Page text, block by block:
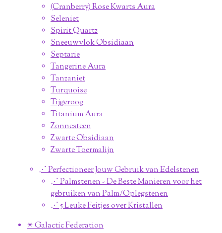
(Cranberry) Rose Kwarts Aura
Seleniet
Spirit Quartz
Sneeuwvlok Obsidiaan
Septarie
Tangerine Aura
Tanzaniet
Turquoise
Tijgeroog
Titanium Aura
Zonnesteen
Zwarte Obsidiaan
Zwarte Toermalijn
⋰ Perfectioneer Jouw Gebruik van Edelstenen
⋰ Palmstenen - De Beste Manieren voor het
gebruiken van Palm/Oplegstenen
⋰ 5 Leuke Feitjes over Kristallen
✴︎ Galactic Federation